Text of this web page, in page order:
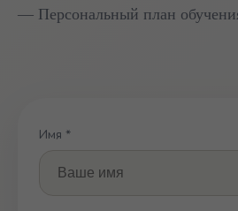
— Персональный план
Имя *